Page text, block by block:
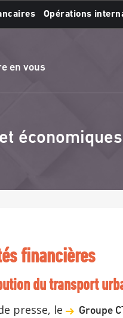
Opérations
en vous
financières
du transport
presse, le Groupe